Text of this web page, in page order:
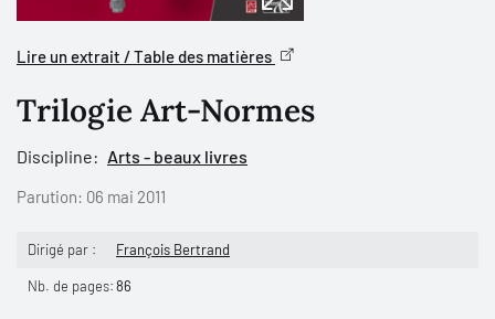
Lire un extrait / Table des matières
Trilogie Art-Normes
Discipline: Arts - beaux livres
Parution: 06 mai 2011
Dirigé par : François Bertrand
Nb. de pages:86